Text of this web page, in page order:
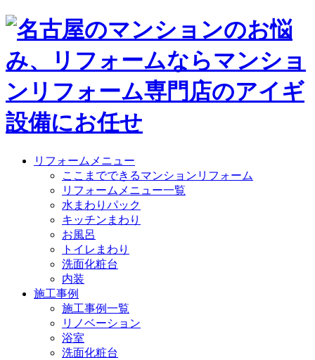
リフォームメニュー
ここまでできるマンションリフォーム
リフォームメニュー一覧
水まわりパック
キッチンまわり
お風呂
トイレまわり
洗面化粧台
内装
施工事例
施工事例一覧
リノベーション
浴室
洗面化粧台